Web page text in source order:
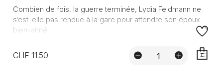
Combien de fois, la guerre terminée, Lydia Feldmann ne
s’est-elle pas rendue à la gare pour attendre son époux
bien-aimé...
CHF 11.50